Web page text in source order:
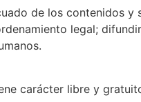
de los contenidos
legal;
carácter libre y